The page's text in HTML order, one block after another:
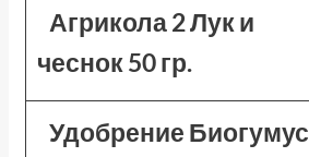
Агрикола 2 Лук и
чеснок 50 гр.
Удобрение Биогумус